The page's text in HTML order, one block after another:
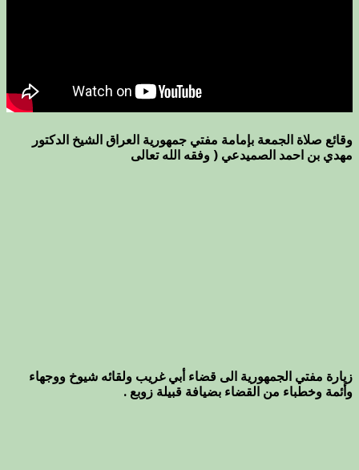
وقائع صلاة الجمعة بإمامة مفتي جمهورية العراق الشيخ الدكتور
مهدي بن احمد الصميدعي ( وفقه الله تعالى
زيارة مفتي الجمهورية الى قضاء أبي غريب ولقائه شيوخ ووجهاء
وأئمة وخطباء من القضاء بضيافة قبيلة زوبع .